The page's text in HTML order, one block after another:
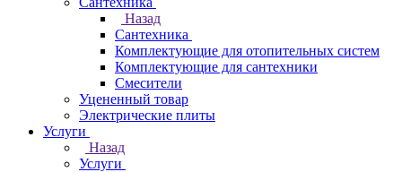
Назад
Сантехника
Комплектующие для отопительных систем
Комплектующие для сантехники
Смесители
Уцененный товар
Электрические плиты
Услуги
Назад
Услуги